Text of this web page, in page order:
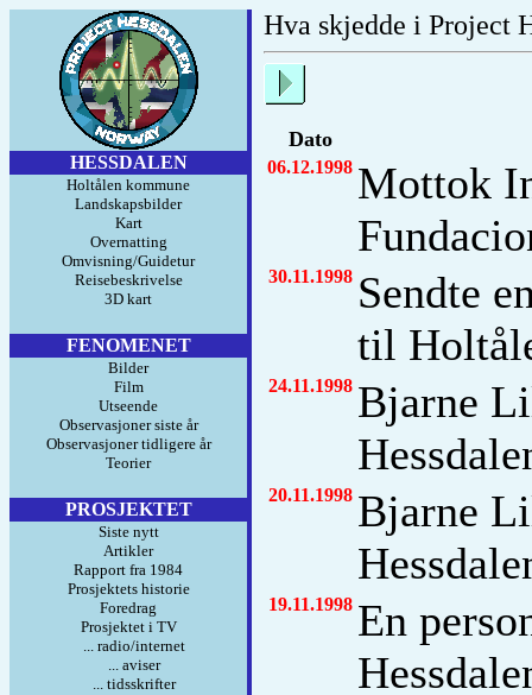
HESSDALEN
Holtålen kommune
Landskapsbilder
Kart
Overnatting
Omvisning/Guidetur
Reisebeskrivelse
3D kart
FENOMENET
Bilder
Film
Utseende
Observasjoner siste år
Observasjoner tidligere år
Teorier
PROSJEKTET
Siste nytt
Artikler
Rapport fra 1984
Prosjektets historie
Foredrag
Prosjektet i TV
... radio/internet
... aviser
... tidsskrifter
Hva skjedde i Project
Dato
06.12.1998 Mottok
30.11.1998 Sendte
til
24.11.1998 Bjarne
20.11.1998 Bjarne
19.11.1998 En